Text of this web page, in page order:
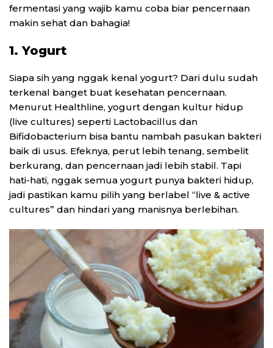
fermentasi yang wajib kamu coba biar pencernaan
makin sehat dan bahagia!
1. Yogurt
Siapa sih yang nggak kenal yogurt? Dari dulu sudah
terkenal banget buat kesehatan pencernaan.
Menurut Healthline, yogurt dengan kultur hidup
(live cultures) seperti Lactobacillus dan
Bifidobacterium bisa bantu nambah pasukan bakteri
baik di usus. Efeknya, perut lebih tenang, sembelit
berkurang, dan pencernaan jadi lebih stabil. Tapi
hati-hati, nggak semua yogurt punya bakteri hidup,
jadi pastikan kamu pilih yang berlabel “live & active
cultures” dan hindari yang manisnya berlebihan.